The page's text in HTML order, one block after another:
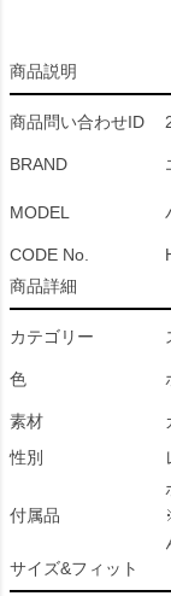
商品説明
商品問い合わせID
BRAND
MODEL
CODE No.
商品詳細
カテゴリー
色
素材
性別
付属品
サイズ&フィット